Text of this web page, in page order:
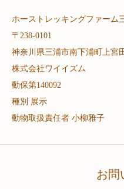
ホーストレッキングファーム
〒238-0101
神奈川県三浦市南下浦町上宮
株式会社ワイイズム
動保第140092
種別 展示
動物取扱責任者 小柳雅子
お問